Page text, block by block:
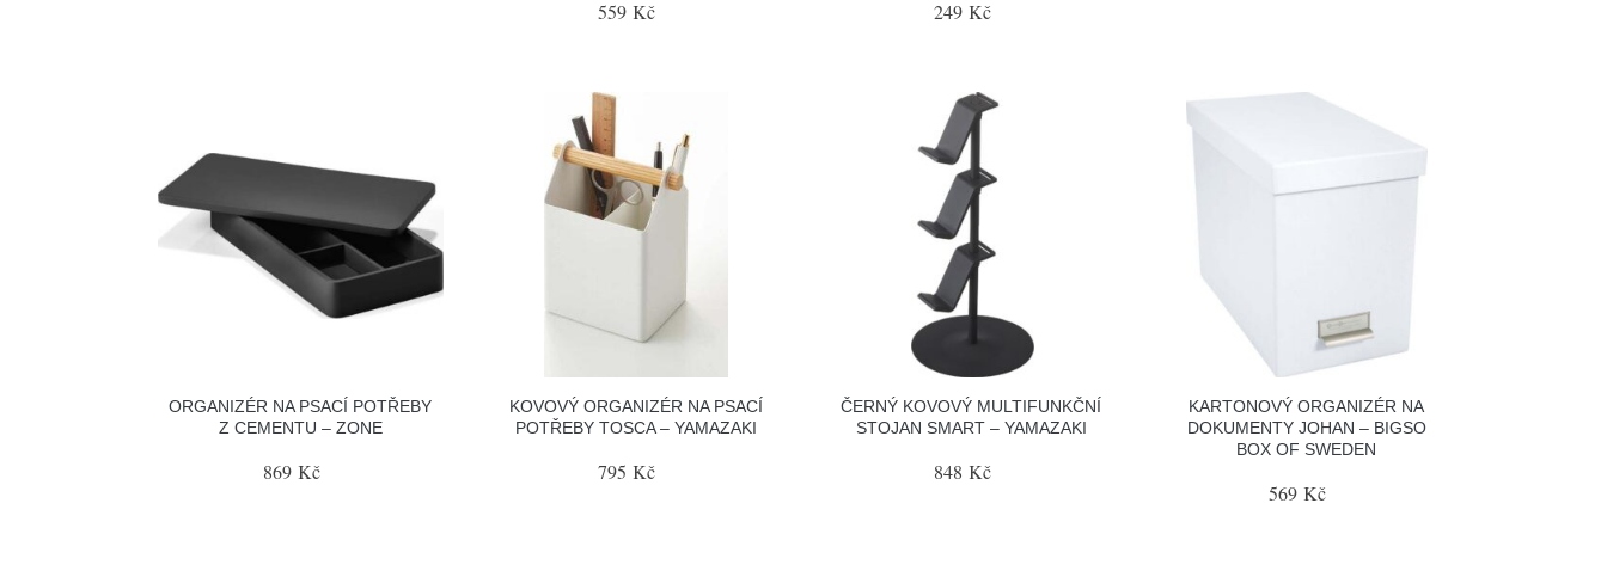
559 Kč 249 Kč
ORGANIZÉR NA PSACÍ POTŘEBY
Z CEMENTU – ZONE
869 Kč
KOVOVÝ ORGANIZÉR NA PSACÍ
POTŘEBY TOSCA – YAMAZAKI
795 Kč
ČERNÝ KOVOVÝ MULTIFUNKČNÍ
STOJAN SMART – YAMAZAKI
848 Kč
KARTONOVÝ ORGANIZÉR NA
DOKUMENTY JOHAN – BIGSO
BOX OF SWEDEN
569 Kč